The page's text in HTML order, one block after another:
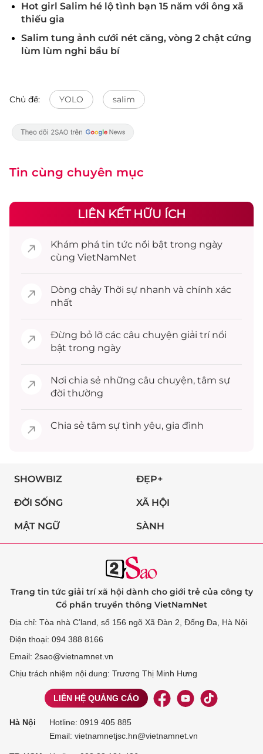
Hot girl Salim hé lộ tình bạn 15 năm với ông xã
thiếu gia
Salim tung ảnh cưới nét căng, vòng 2 chật cứng
lùm lùm nghi bầu bí
Chủ đề: YOLO salim
Tin cùng chuyên mục
LIÊN KẾT HỮU ÍCH
Khám phá tin tức nổi bật trong ngày
cùng VietNamNet
Dòng chảy Thời sự nhanh và chính xác
nhất
Đừng bỏ lỡ các câu chuyện giải trínổi
bật trong ngày
Nơi chia sẻ những câu chuyện, tâm sự
đời thường
Chia sẻ tâm sự tình yêu, gia đình
SHOWBIZ ĐẸP+
ĐỜI SỐNG XÃ HỘI
MẬT NGỮ SÀNH
Trang tin tức giải trí xã hội dành cho giới trẻ của công ty
Cổ phần truyền thông VietNamNet
Địa chỉ: Tòa nhà C’land, số 156 ngõ Xã Đàn 2, Đống Đa, Hà Nội
Điện thoại: 094 388 8166
Email: 2sao@vietnamnet.vn
Chịu trách nhiệm nội dung: Trương Thị Minh Hưng
LIÊN HỆ QUẢNG CÁO
Hà Nội Hotline: 0919 405 885
Email: vietnamnetjsc.hn@vietnamnet.vn